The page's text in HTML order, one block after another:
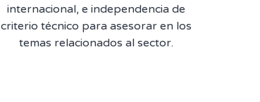
internacional, e independencia de
criterio técnico para asesorar en los
temas relacionados al sector.